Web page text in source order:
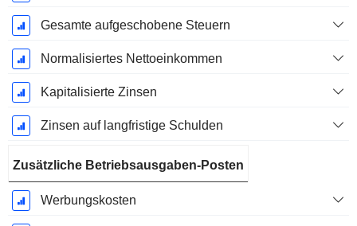
Gesamte aufgeschobene Steuern
Normalisiertes Nettoeinkommen
Kapitalisierte Zinsen
Zinsen auf langfristige Schulden
Zusätzliche Betriebsausgaben-Posten
Werbungskosten